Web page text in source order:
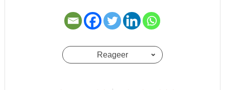
Reageer